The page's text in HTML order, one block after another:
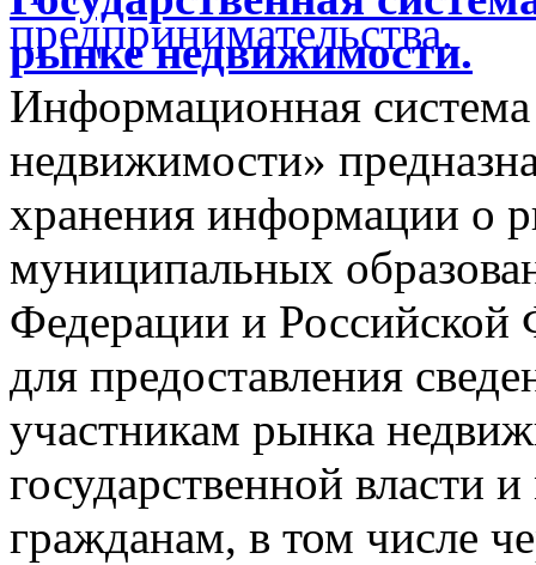
рынке недвижимости.
Информационная
недвижимости»
хранения информации о
муниципальных
Федерации и Российской
для предоставления
участникам рынка
государственной власти
гражданам, в том числе